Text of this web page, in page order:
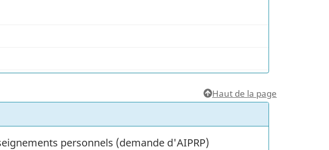
Haut de la page
personnels (demande d'AIPRP)